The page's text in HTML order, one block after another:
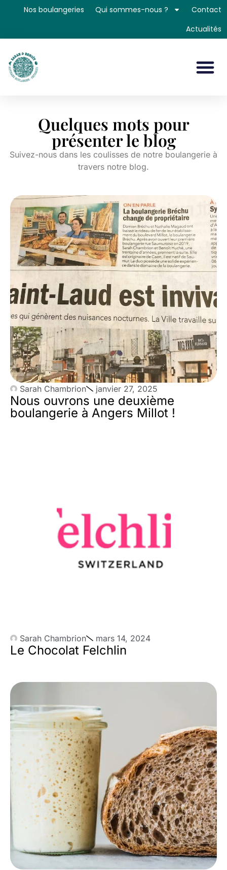
Nos boulangeries Qui sommes-nous ?
Contact
Actualités
Quelques mots pour
présenter le blog
Suivez-nous dans les coulisses de notre boulangerie à
travers notre blog.
Sarah Chambrion janvier 27, 2025
Nous ouvrons une deuxième
boulangerie à Angers Millot !
Sarah Chambrion mars 14, 2024
Le Chocolat Felchlin